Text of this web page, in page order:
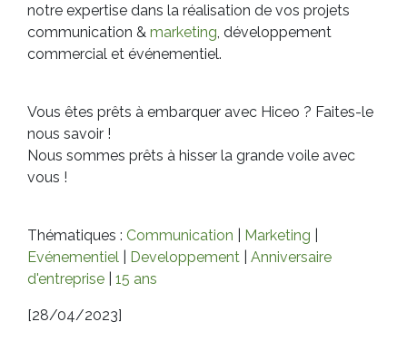
notre expertise dans la réalisation de vos projets
communication & marketing , développement
commercial et événementiel.
Vous êtes prêts à embarquer avec Hiceo ? Faites-le
nous savoir !
Nous sommes prêts à hisser la grande voile avec
vous !
Thématiques : Communication Marketing
Evénementiel
Developpement
Anniversaire
d'entreprise
15 ans
[28/04/2023]